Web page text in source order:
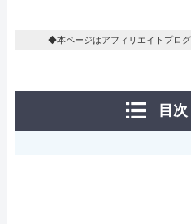
◆本ページはアフィリエイトプログ
目